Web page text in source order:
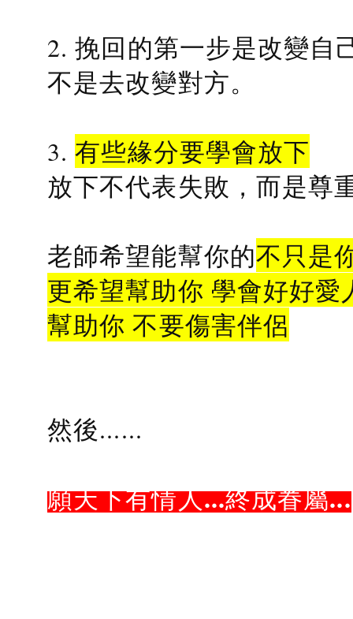
2. 挽回的第一步是改變自
不是去改變對方。
3.有些緣分要學會放下
放下不代表失敗，而是尊
老師希望能幫你的不只是
更希望幫助你 學會好好愛
幫助你 不要傷害伴侶
然後......
願天下有情人...終成眷屬...